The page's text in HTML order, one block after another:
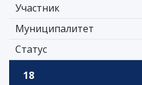
Участник
Муниципалитет
Статус
18